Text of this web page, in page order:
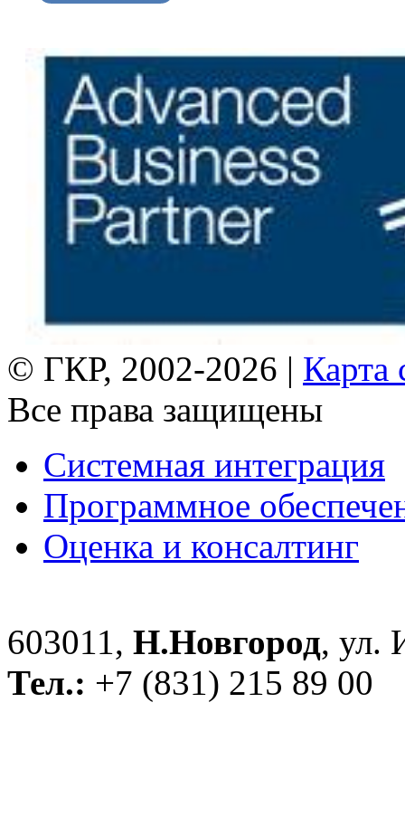
© ГКР, 2002-2026 | Карта
Все права защищены
Системная интеграция
Программное
Оценка и консалтинг
603011, Н.Новгород, ул.
Тел.: +7 (831) 215 89 00